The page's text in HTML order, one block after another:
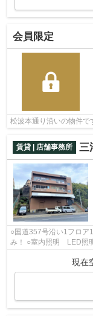
会員限定
松波本通り沿いの物件で
賃貸 | 店舗事務所 三
○国道357号沿い1フロ
み！ ○室内照明 LED照
現在